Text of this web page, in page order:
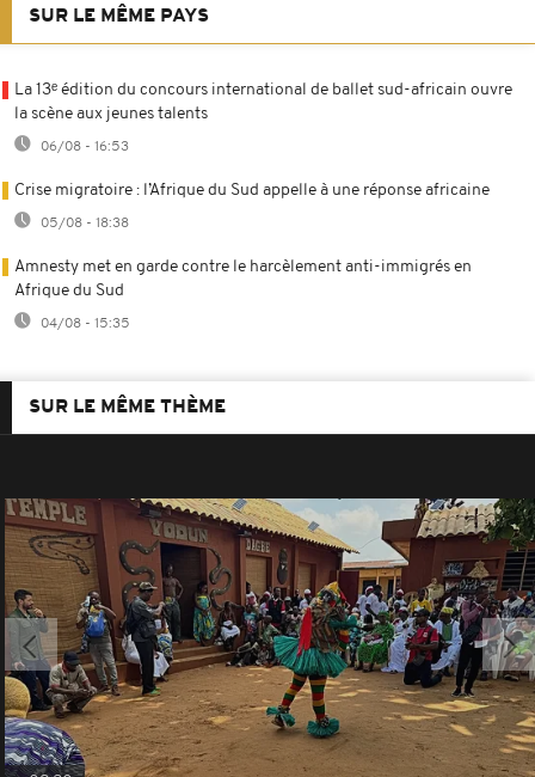
SUR LE MÊME PAYS
La 13ᵉ édition du concours international de ballet sud-africain ouvre
la scène aux jeunes talents
06/08 - 16:53
Crise migratoire : l’Afrique du Sud appelle à une réponse africaine
05/08 - 18:38
Amnesty met en garde contre le harcèlement anti-immigrés en
Afrique du Sud
04/08 - 15:35
SUR LE MÊME THÈME